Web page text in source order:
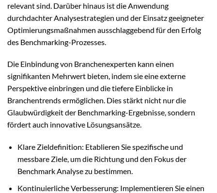
relevant sind. Darüber hinaus ist die Anwendung
durchdachter Analysestrategien und der Einsatz geeigneter
Optimierungsmaßnahmen ausschlaggebend für den Erfolg
des Benchmarking-Prozesses.
Die Einbindung von Branchenexperten kann einen
signifikanten Mehrwert bieten, indem sie eine externe
Perspektive einbringen und die tiefere Einblicke in
Branchentrends ermöglichen. Dies stärkt nicht nur die
Glaubwürdigkeit der Benchmarking-Ergebnisse, sondern
fördert auch innovative Lösungsansätze.
Klare Zieldefinition: Etablieren Sie spezifische und
messbare Ziele, um die Richtung und den Fokus der
Benchmark Analyse zu bestimmen.
Kontinuierliche Verbesserung: Implementieren Sie einen